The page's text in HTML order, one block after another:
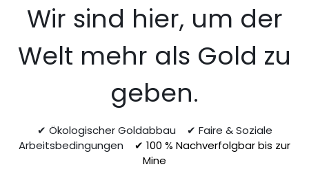
Wir sind hier, um der
Welt mehr als Gold zu
geben.
✔ Ökologischer Goldabbau ✔ Faire & Soziale
Arbeitsbedingungen ✔ 100 % Nachverfolgbar bis zur
Mine